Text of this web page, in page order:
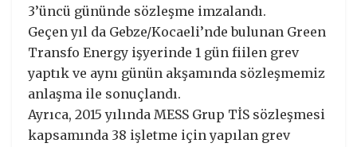
3’üncü gününde sözleşme imzalandı.
Geçen yıl da Gebze/Kocaeli’nde bulunan Green
Transfo Energy işyerinde 1 gün fiilen grev
yaptık ve aynı günün akşamında sözleşmemiz
anlaşma ile sonuçlandı.
Ayrıca, 2015 yılında MESS Grup TİS sözleşmesi
kapsamında 38 işletme için yapılan grev